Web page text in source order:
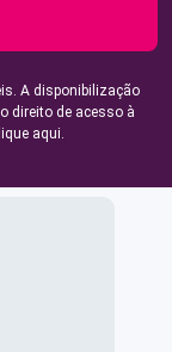
A disponibilização
direito de acesso à
aqui.